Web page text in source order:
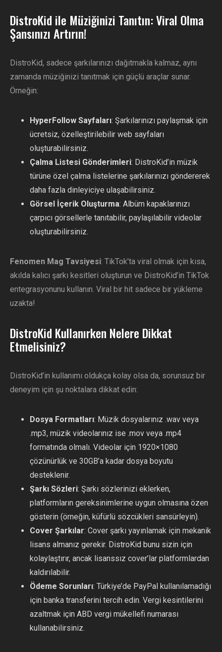
DistroKid ile Müziğinizi Tanıtın: Viral Olma
Şansınızı Artırın!
DistroKid, sadece şarkılarınızı dağıtmakla kalmaz, aynı
zamanda müziğinizi tanıtmak için güçlü araçlar sunar.
Örneğin:
HyperFollow Sayfaları: Şarkılarınızı paylaşmak için
ücretsiz, özelleştirilebilir web sayfaları
oluşturabilirsiniz.
Çalma Listesi Gönderimleri: DistroKid’in müzik
türüne özel çalma listelerine şarkılarınızı göndererek
daha fazla dinleyiciye ulaşabilirsiniz.
Görsel İçerik Oluşturma: Albüm kapaklarınızı
çarpıcı görsellerle tanıtabilir, paylaşılabilir videolar
oluşturabilirsiniz.
Fenomen Mag Tavsiyesi: TikTok’ta viral olmak için kısa,
akılda kalıcı şarkı kesitleri oluşturun ve DistroKid’in TikTok
entegrasyonunu kullanın. Viral bir hit sadece bir yükleme
uzakta!
DistroKid Kullanırken Nelere Dikkat
Etmelisiniz?
DistroKid’in kullanımı oldukça kolay olsa da, sorunsuz bir
deneyim için şu noktalara dikkat edin:
Dosya Formatları: Müzik dosyalarınız .wav veya
.mp3, müzik videolarınız ise .mov veya .mp4
formatında olmalı. Videolar için 1920×1080
çözünürlük ve 30GB’a kadar dosya boyutu
desteklenir.
Şarkı Sözleri: Şarkı sözlerinizi eklerken,
platformların gereksinimlerine uygun olmasına özen
gösterin (örneğin, küfürlü sözcükleri sansürleyin).
Cover Şarkılar: Cover şarkı yayınlamak için mekanik
lisans almanız gerekir. DistroKid bunu sizin için
kolaylaştırır, ancak lisanssız cover’lar platformlardan
kaldırılabilir.
Ödeme Sorunları: Türkiye’de PayPal kullanılamadığı
için banka transferini tercih edin. Vergi kesintilerini
azaltmak için ABD vergi mükellefi numarası
kullanabilirsiniz.